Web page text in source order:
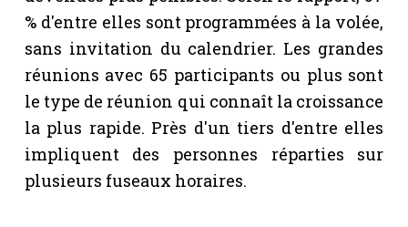
% d'entre elles sont programmées à la volée,
sans invitation du calendrier. Les grandes
réunions avec 65 participants ou plus sont
le type de réunion qui connaît la croissance
la plus rapide. Près d'un tiers d'entre elles
impliquent des personnes réparties sur
plusieurs fuseaux horaires.